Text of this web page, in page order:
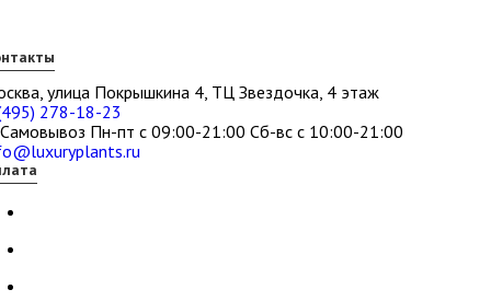
улица Покрышкина 4, ТЦ Звездочка, 4 этаж
278-18-23
Пн-пт с 09:00-21:00 Сб-вс с 10:00-21:00